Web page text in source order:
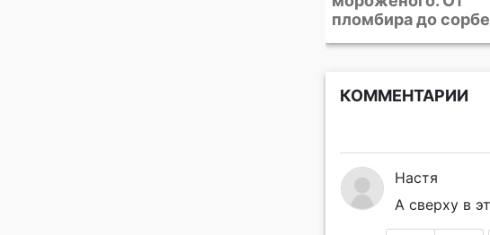
КОММЕНТАРИИ
Настя
А сверху в